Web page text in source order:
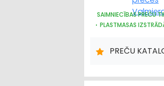
SAIMNIECĪBAS PREČU
PLASTMASAS
HIGIĒNAS PRECES
PREČU